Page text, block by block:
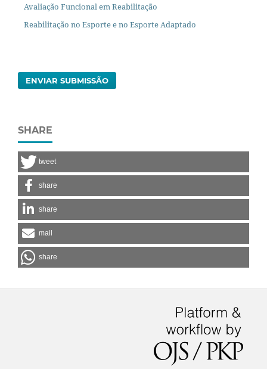
Avaliação Funcional em Reabilitação
Reabilitação no Esporte e no Esporte Adaptado
ENVIAR SUBMISSÃO
SHARE
tweet
share
share
mail
share